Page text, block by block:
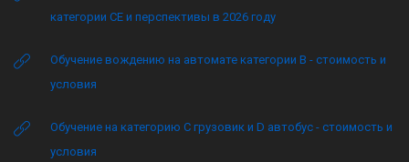
категории CE и перспективы в 2026 году
Обучение вождению на автомате категории B - стоимость и
условия
Обучение на категорию C грузовик и D автобус - стоимость и
условия